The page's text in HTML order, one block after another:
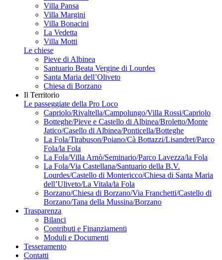
Villa Pansa
Villa Margini
Villa Bonacini
La Vedetta
Villa Motti
Le chiese
Pieve di Albinea
Santuario Beata Vergine di Lourdes
Santa Maria dell’Oliveto
Chiesa di Borzano
Il Territorio
Le passeggiate della Pro Loco
Capriolo/Rivaltella/Campolungo/Villa Rossi/Capriolo
Botteghe/Pieve e Castello di Albinea/Broletto/Monte
Jatico/Casello di Albinea/Ponticella/Botteghe
La Fola/Tirabuson/Poiano/Cà Bottazzi/Lisandret/Parco
Fola/la Fola
La Fola/Villa Arnò/Seminario/Parco Lavezza/la Fola
La Fola/Via Castellana/Santuario della B.V.
Lourdes/Castello di Montericco/Chiesa di Santa Maria
dell’Uliveto/La Vitala/la Fola
Borzano/Chiesa di Borzano/Via Franchetti/Castello di
Borzano/Tana della Mussina/Borzano
Trasparenza
Bilanci
Contributi e Finanziamenti
Moduli e Documenti
Tesseramento
Contatti